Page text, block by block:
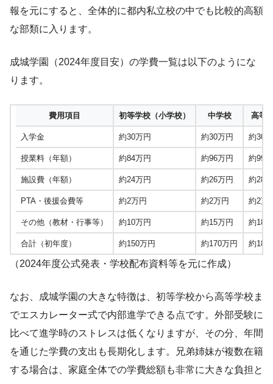
報を元にすると、全体的に都内私立校の中でも比較的高額
な部類に入ります。
成城学園（2024年度目安）の学費一覧は以下のようにな
ります。
費用項目 初等学校（小学校） 中学校 高等
入学金 約30万円 約30万円 約30
授業料（年額） 約84万円 約96万円 約99
施設費（年額） 約24万円 約26万円 約28
PTA・後援会費等 約2万円 約2万円 約2万
その他（教材・行事等） 約10万円 約15万円 約18
合計（初年度） 約150万円 約170万円 約180
（2024年度公式発表・学校配布資料等を元に作成）
なお、成城学園の大きな特徴は、初等学校から高等学校ま
でエスカレーター式で内部進学できる点です。外部受験に
比べて進学時のストレスは低くなりますが、その分、年間
を通じた学費の支出も長期化します。兄弟姉妹が複数在籍
する場合は、家庭全体での学費総額も非常に大きな負担と